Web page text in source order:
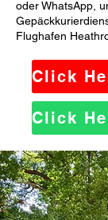
oder WhatsApp,
Flughafen